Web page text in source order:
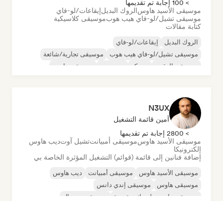
> 100 إجابة تم تقديمها
موسيقى الأسيد هاوسالروك البديلإيقاعات/لو-فاي
موسيقى تشيل/لو-فاي هيب هوبموسيقى كلاسيكية
كتابة مقالات
الروك البديل
إيقاعات/لو-فاي
موسيقى تشيل/لو-فاي هيب هوب
موسيقى تجارية/شائعة
موسيقى الرقص
ديسكو موسيقى هاوس
N3UX
أمين قائمة التشغيل
> 2800 إجابة تم تقديمها
موسيقى الأسيد هاوسموسيقى أمبيانتتشيل آوتديب هاوس
إلكترونيكا
إضافة فنانين إلى قائمة (قوائم) التشغيل المؤثرة الخاصة بي
موسيقى الأسيد هاوس موسيقى أمبيانت
ديب هاوس
موسيقى هاوس
موسيقى إندي دانس
موسيقى هاوس ملوديك وتقدمية
موسيقى مينيمال